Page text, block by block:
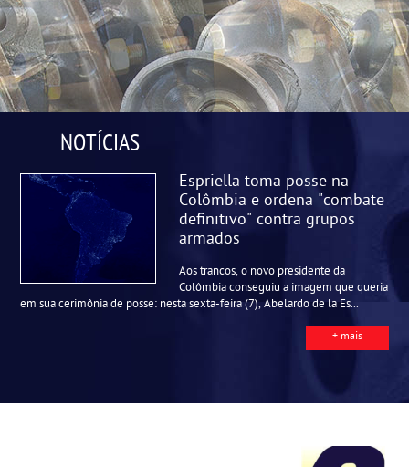
NOTÍCIAS
Espriella toma posse na
Colômbia e ordena "combate
definitivo" contra grupos
armados
Aos trancos, o novo presidente da
Colômbia conseguiu a imagem que queria
em sua cerimônia de posse: nesta sexta-feira (7), Abelardo de la Es...
+ mais